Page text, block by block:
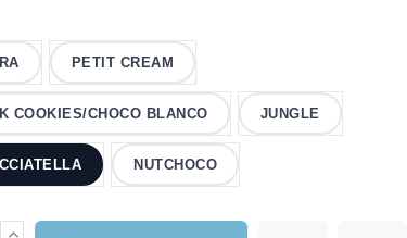
PETIT CREAM
COOKIES/CHOCO BLANCO JUNGLE
NUTCHOCO